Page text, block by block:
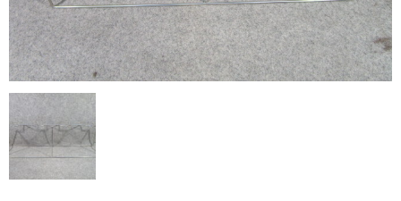
富貴蘭
中国蘭
その他の蘭
春蘭錦鉢
富貴蘭鉢